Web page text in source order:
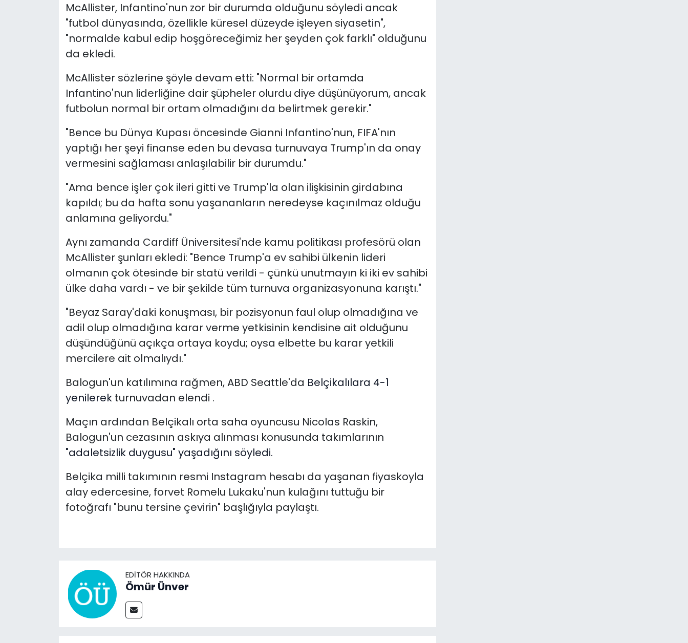
McAllister, Infantino'nun zor bir durumda olduğunu söyledi ancak
"futbol dünyasında, özellikle küresel düzeyde işleyen siyasetin",
"normalde kabul edip hoşgöreceğimiz her şeyden çok farklı" olduğunu
da ekledi.
McAllister sözlerine şöyle devam etti: "Normal bir ortamda
Infantino'nun liderliğine dair şüpheler olurdu diye düşünüyorum, ancak
futbolun normal bir ortam olmadığını da belirtmek gerekir."
"Bence bu Dünya Kupası öncesinde Gianni Infantino'nun, FIFA'nın
yaptığı her şeyi finanse eden bu devasa turnuvaya Trump'ın da onay
vermesini sağlaması anlaşılabilir bir durumdu."
"Ama bence işler çok ileri gitti ve Trump'la olan ilişkisinin girdabına
kapıldı; bu da hafta sonu yaşananların neredeyse kaçınılmaz olduğu
anlamına geliyordu."
Aynı zamanda Cardiff Üniversitesi'nde kamu politikası profesörü olan
McAllister şunları ekledi: "Bence Trump'a ev sahibi ülkenin lideri
olmanın çok ötesinde bir statü verildi - çünkü unutmayın ki iki ev sahibi
ülke daha vardı - ve bir şekilde tüm turnuva organizasyonuna karıştı."
"Beyaz Saray'daki konuşması, bir pozisyonun faul olup olmadığına ve
adil olup olmadığına karar verme yetkisinin kendisine ait olduğunu
düşündüğünü açıkça ortaya koydu; oysa elbette bu karar yetkili
mercilere ait olmalıydı."
Balogun'un katılımına rağmen, ABD Seattle'da Belçikalılara 4-1
yenilerekturnuvadan elendi .
Maçın ardından Belçikalı orta saha oyuncusu Nicolas Raskin,
Balogun'un cezasının askıya alınması konusunda takımlarının
"adaletsizlik duygusu" yaşadığını söyledi.
Belçika milli takımının resmi Instagram hesabı da yaşanan fiyaskoyla
alay edercesine, forvet Romelu Lukaku'nun kulağını tuttuğu bir
fotoğrafı "bunu tersine çevirin" başlığıyla paylaştı.
EDITÖR HAKKINDA
Ömür Ünver